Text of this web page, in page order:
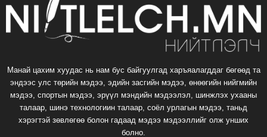
Манай цахим хуудас нь нам бус байгуулгад харъяалагддаг бөгөөд та
эндээс улс төрийн мэдээ, эдийн засгийн мэдээ, өнөөгийн нийгмийн
мэдээ, спортын мэдээ, эрүүл мэндийн мэдээлэл, шинжлэх ухааны
талаар, шинэ технологиин талаар, соёл урлагын мэдээ, таньд
хэрэгтэй зөвлөгөө болон гадаад мэдээ мэдээллийг олж унших
болно.